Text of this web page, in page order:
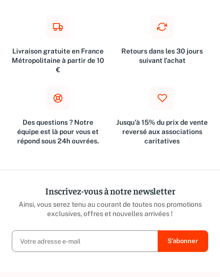
Livraison gratuite en France
Métropolitaine à partir de 10
€
Retours dans les 30 jours
suivant l'achat
Des questions ? Notre
équipe est là pour vous et
répond sous 24h ouvrées.
Jusqu'à 15% du prix de vente
reversé aux associations
caritatives
Inscrivez-vous à notre newsletter
Ainsi, vous serez tenu au courant de toutes nos promotions
exclusives, offres et nouvelles arrivées !